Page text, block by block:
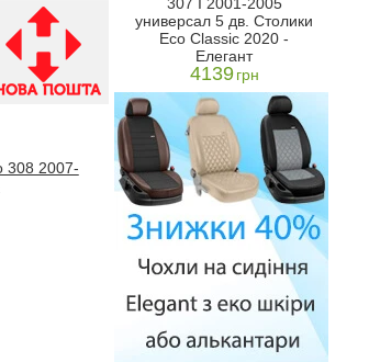
308 2007-
Classic -
Елегант
4751грн
универсал 5 дв. Столики
Eco Classic 2020 -
Елегант
4139 грн